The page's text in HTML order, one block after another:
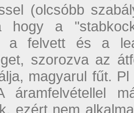
(olcsóbb
hogy a
a felvett és a
szorozva az
magyarul fűt.
áramfelvétellel
ezért nem